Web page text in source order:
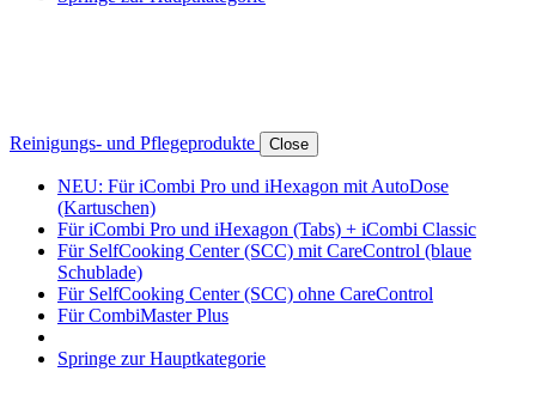
Reinigungs- und Pflegeprodukte Close
NEU: Für iCombi Pro und iHexagon mit AutoDose
(Kartuschen)
Für iCombi Pro und iHexagon (Tabs) + iCombi Classic
Für SelfCooking Center (SCC) mit CareControl (blaue
Schublade)
Für SelfCooking Center (SCC) ohne CareControl
Für CombiMaster Plus
Springe zur Hauptkategorie